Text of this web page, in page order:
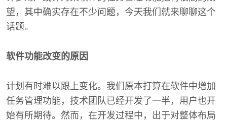
望，其中确实存在不少问题，今天我们就来聊聊这个
话题。
软件功能改变的原因
计划有时难以跟上变化。我们原本打算在软件中增加
任务管理功能，技术团队已经开发了一半，用户也开
始有所期待。然而，在开发过程中，出于对整体布局